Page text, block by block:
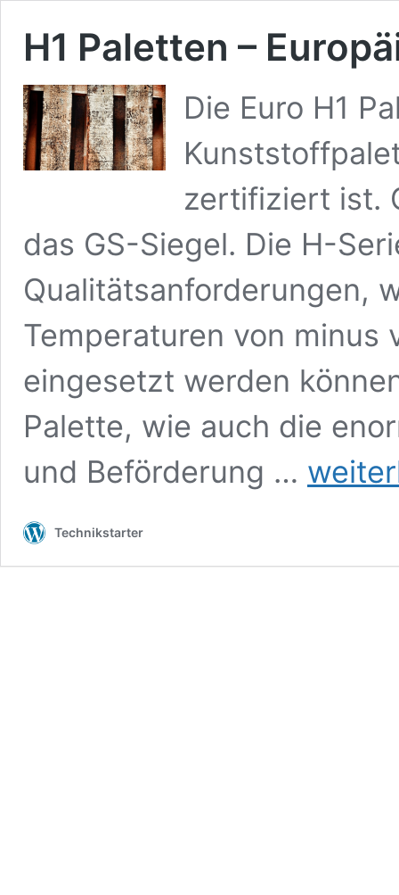
H1 Paletten –
Die Euro H1
zertifiziert ist.
das GS-Siegel. Die H-
Qualitätsanforderungen,
Temperaturen von minus
eingesetzt werden
Palette, wie auch die
und Beförderung …
Paletten
Technikstarter